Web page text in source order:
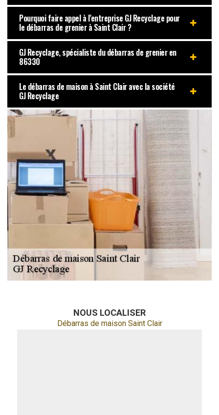
Pourquoi faire appel à l’entreprise GJ Recyclage pour
le débarras de grenier à Saint Clair ?
GJ Recyclage, spécialiste du débarras de grenier en
86330
Le débarras de maison à Saint Clair avec la société
GJ Recyclage
NOUS LOCALISER
Débarras de maison Saint Clair